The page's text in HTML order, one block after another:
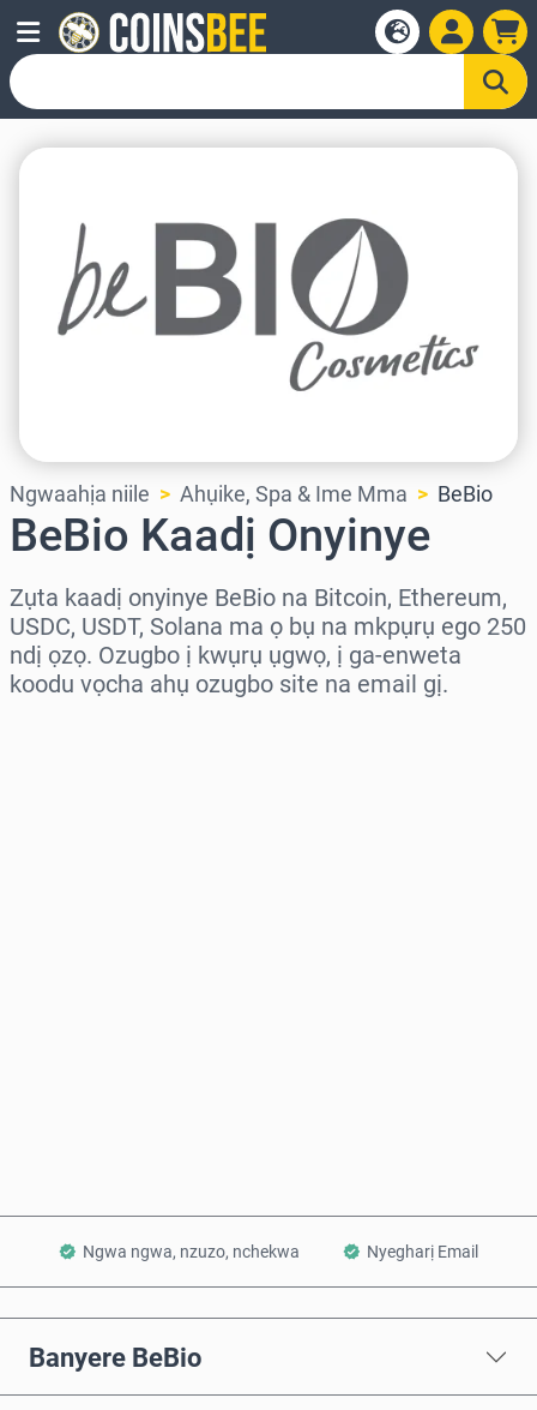
Ngwaahịa niile Ahụike, Spa & Ime Mma BeBio
BeBio Kaadị Onyinye
Zụta kaadị onyinye BeBio na Bitcoin, Ethereum,
USDC, USDT, Solana ma ọ bụ na mkpụrụ ego 250
ndị ọzọ. Ozugbo ị kwụrụ ụgwọ, ị ga-enweta
koodu vọcha ahụ ozugbo site na email gị.
Ngwa ngwa, nzuzo, nchekwa Nyegharị Email
Banyere BeBio